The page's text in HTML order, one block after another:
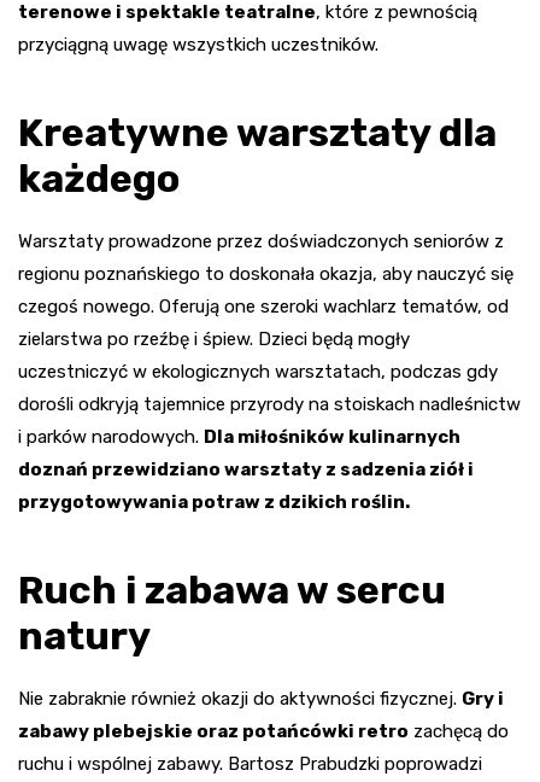
terenowe i spektakle teatralne, które z pewnością
przyciągną uwagę wszystkich uczestników.
Kreatywne warsztaty dla
każdego
Warsztaty prowadzone przez doświadczonych seniorów z
regionu poznańskiego to doskonała okazja, aby nauczyć się
czegoś nowego. Oferują one szeroki wachlarz tematów, od
zielarstwa po rzeźbę i śpiew. Dzieci będą mogły
uczestniczyć w ekologicznych warsztatach, podczas gdy
dorośli odkryją tajemnice przyrody na stoiskach nadleśnictw
i parków narodowych. Dla miłośników kulinarnych
doznań przewidziano warsztaty z sadzenia ziół i
przygotowywania potraw z dzikich roślin.
Ruch i zabawa w sercu
natury
Nie zabraknie również okazji do aktywności fizycznej. Gry i
zabawy plebejskie oraz potańcówki retro zachęcą do
ruchu i wspólnej zabawy. Bartosz Prabudzki poprowadzi